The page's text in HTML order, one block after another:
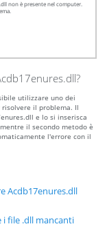
non è presente nel computer.
utilizzare uno dei
il problema. Il
e lo si inserisca
il secondo metodo è
l'errore con il
Acdb17enures.dll
i file .dll mancanti